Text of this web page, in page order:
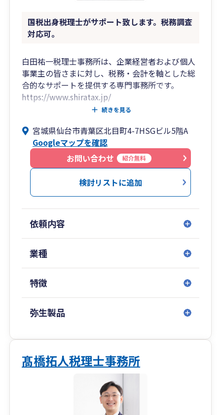
国税出身税理士がサポート致します。税務調査
対応可。
白田祐一税理士事務所は、企業経営者および個人
事業主の皆さまに対し、税務・会計を軸とした総
合的なサポートを提供する専門事務所です。
https://www.shiratax.jp/
会社設立、資金繰り、事業承継、相続対策など、
事業の成長段階に応じた幅広い課題に対応してい
特に、海外取引や外資系企業、日本進出支援など
の国際税務分野に強みを有しており、クロスボー
また、キャッチフレーズにもありますように、仙
台国税局、東京国税局と国税当局勤務の経験を活
からもお問い合わせも頂戴しております。
宮城県仙台市に留まらず、関東を中心にクライア
税務は単なる申告作業ではなく、経営の意思決定
を支える重要な情報基盤です。
私たちは常にお客様の立場に立ち、専門用語に頼
らない分かりやすい説明と、迅速かつ丁寧な対応
続きを見る
宮城県仙台市青葉区北目町4-7HSGビル5階A
Googleマップを確認
お問い合わせ
紹介無料
検討リストに追加
依頼内容
業種
特徴
弥生製品
髙橋拓人税理士事務所